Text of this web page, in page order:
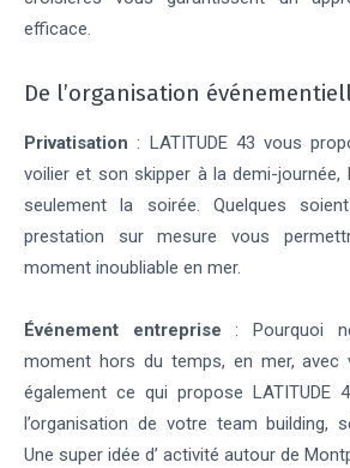
efficace.
De l’organisation
Privatisation : LATITUDE 43 vous
voilier et son skipper à la demi-journée,
seulement la soirée. Quelques
prestation sur mesure vous
moment inoubliable en mer.
Événement entreprise : Pourquoi
moment hors du temps, en mer, avec
également ce qui propose LATITUDE
l’organisation de votre team building,
Une super idée d’ activité autour de